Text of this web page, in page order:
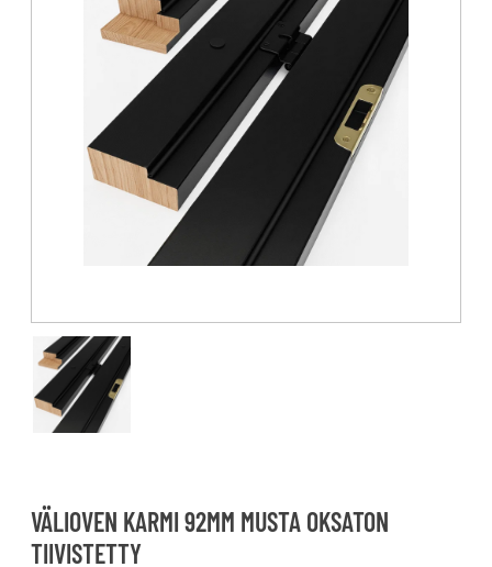
VÄLIOVEN KARMI 92MM MUSTA OKSATON
TIIVISTETTY